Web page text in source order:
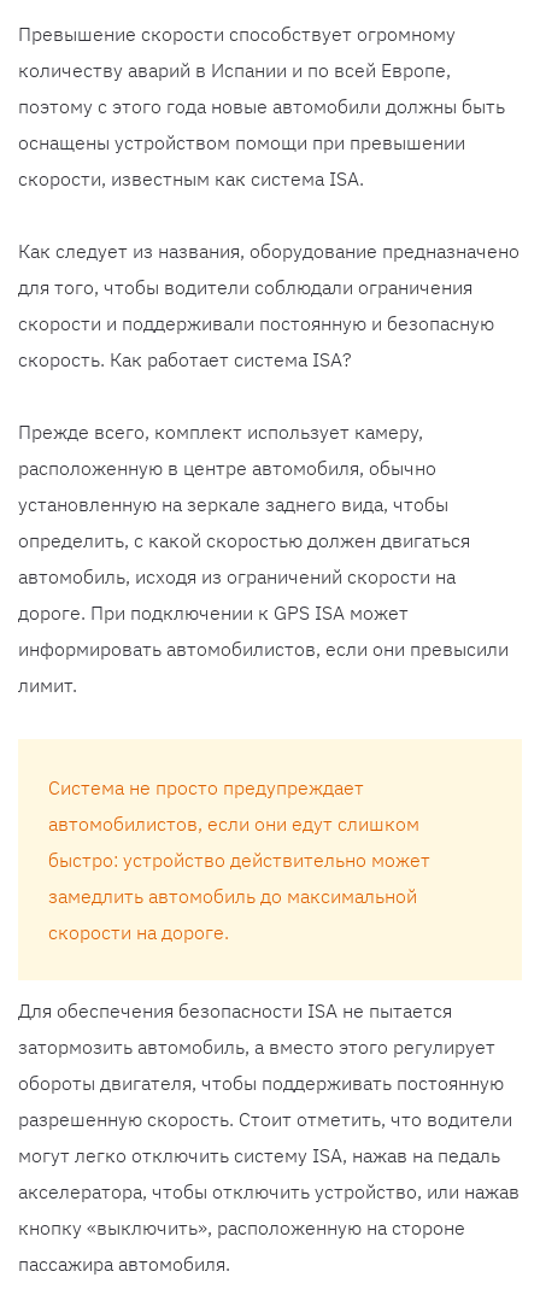
Превышение скорости способствует огромному
количеству аварий в Испании и по всей Европе,
поэтому с этого года новые автомобили должны быть
оснащены устройством помощи при превышении
скорости, известным как система ISA.
Как следует из названия, оборудование предназначено
для того, чтобы водители соблюдали ограничения
скорости и поддерживали постоянную и безопасную
скорость. Как работает система ISA?
Прежде всего, комплект использует камеру,
расположенную в центре автомобиля, обычно
установленную на зеркале заднего вида, чтобы
определить, с какой скоростью должен двигаться
автомобиль, исходя из ограничений скорости на
дороге. При подключении к GPS ISA может
информировать автомобилистов, если они превысили
лимит.
Система не просто предупреждает
автомобилистов, если они едут слишком
быстро: устройство действительно может
замедлить автомобиль до максимальной
скорости на дороге.
Для обеспечения безопасности ISA не пытается
затормозить автомобиль, а вместо этого регулирует
обороты двигателя, чтобы поддерживать постоянную
разрешенную скорость. Стоит отметить, что водители
могут легко отключить систему ISA, нажав на педаль
акселератора, чтобы отключить устройство, или нажав
кнопку «выключить», расположенную на стороне
пассажира автомобиля.